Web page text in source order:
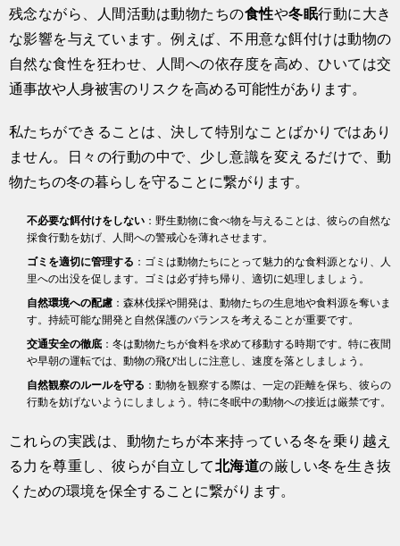
残念ながら、人間活動は動物たちの食性や冬眠行動に大き
な影響を与えています。例えば、不用意な餌付けは動物の
自然な食性を狂わせ、人間への依存度を高め、ひいては交
通事故や人身被害のリスクを高める可能性があります。
私たちができることは、決して特別なことばかりではあり
ません。日々の行動の中で、少し意識を変えるだけで、動
物たちの冬の暮らしを守ることに繋がります。
不必要な餌付けをしない ：野生動物に食べ物を与えることは、彼らの自然な
採食行動を妨げ、人間への警戒心を薄れさせます。
ゴミを適切に管理する ：ゴミは動物たちにとって魅力的な食料源となり、人
里への出没を促します。ゴミは必ず持ち帰り、適切に処理しましょう。
自然環境への配慮 ：森林伐採や開発は、動物たちの生息地や食料源を奪いま
す。持続可能な開発と自然保護のバランスを考えることが重要です。
交通安全の徹底 ：冬は動物たちが食料を求めて移動する時期です。特に夜間
や早朝の運転では、動物の飛び出しに注意し、速度を落としましょう。
自然観察のルールを守る ：動物を観察する際は、一定の距離を保ち、彼らの
行動を妨げないようにしましょう。特に冬眠中の動物への接近は厳禁です。
これらの実践は、動物たちが本来持っている冬を乗り越え
る力を尊重し、彼らが自立して北海道の厳しい冬を生き抜
くための環境を保全することに繋がります。